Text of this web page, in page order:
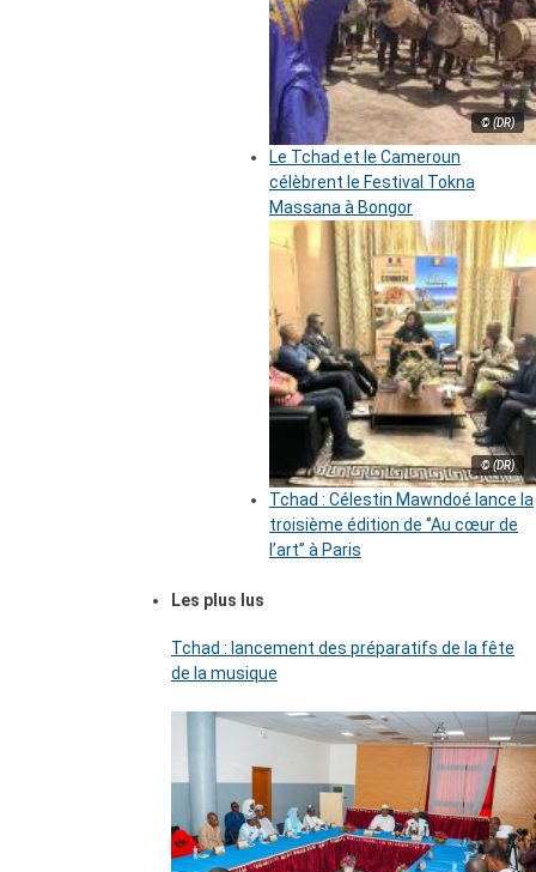
© (DR)
Le Tchad et le Cameroun
célèbrent le Festival Tokna
Massana à Bongor
© (DR)
Tchad : Célestin Mawndoé lance la
troisième édition de ‘’Au cœur de
l’art’’ à Paris
Les plus lus
Tchad : lancement des préparatifs de la fête
de la musique